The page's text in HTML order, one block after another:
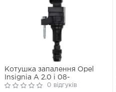
Котушка запалення Opel
Insignia A 2.0 i 08-
0 відгуків